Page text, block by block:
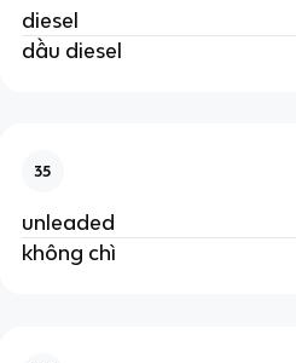
diesel
dầu diesel
35
unleaded
không chì